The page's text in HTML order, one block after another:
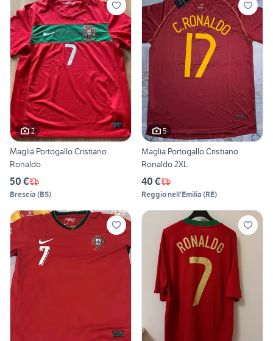
2
Maglia Portogallo Cristiano
Ronaldo
50 €
Brescia (BS)
5
Maglia Portogallo Cristiano
Ronaldo 2XL
40 €
Reggio nell'Emilia (RE)